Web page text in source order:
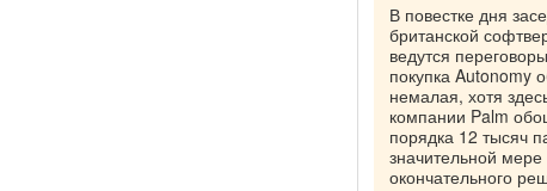
В повестке дня
британской
ведутся
покупка Autonomy
немалая, хотя
компании Palm
порядка 12 тысяч
значительной
окончательного